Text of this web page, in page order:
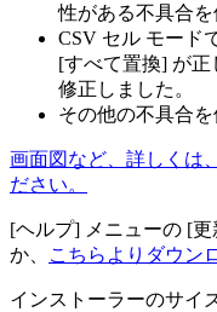
性がある不具合を
CSV セル モード
[すべて置換] が
修正しました。
その他の不具合を
画面図など、詳しくは
ださい。
[ヘルプ] メニューの [
か、
こちらよりダウン
インストーラーのサイ